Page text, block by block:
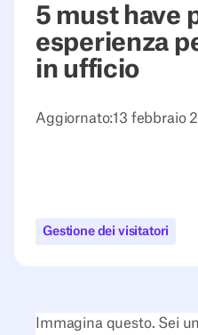
5 must have
esperienza
in ufficio
Aggiornato:13 febbraio
Gestione dei visitatori
Immagina questo. Sei